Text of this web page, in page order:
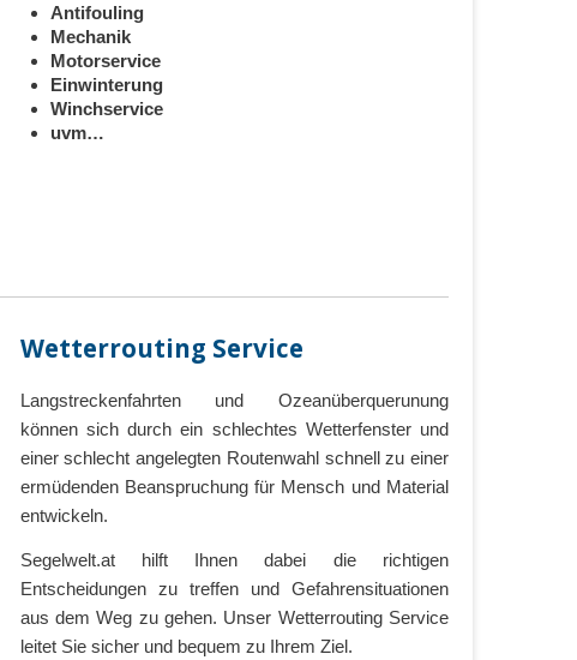
Antifouling
Mechanik
Motorservice
Einwinterung
Winchservice
uvm…
Wetterrouting Service
Langstreckenfahrten und Ozeanüberquerunung
können sich durch ein schlechtes Wetterfenster und
einer schlecht angelegten Routenwahl schnell zu einer
ermüdenden Beanspruchung für Mensch und Material
entwickeln.
Segelwelt.at hilft Ihnen dabei die richtigen
Entscheidungen zu treffen und Gefahrensituationen
aus dem Weg zu gehen. Unser Wetterrouting Service
leitet Sie sicher und bequem zu Ihrem Ziel.